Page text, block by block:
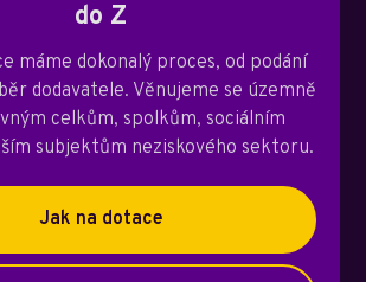
do Z
máme dokonalý proces, od podání
dodavatele. Věnujeme se územně
celkům, spolkům, sociálním
subjektům neziskového sektoru.
Jak na dotace